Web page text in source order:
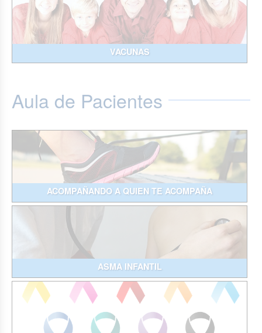
VACUNAS
Aula de Pacientes
ACOMPAÑANDO A QUIEN TE ACOMPAÑA
ASMA INFANTIL